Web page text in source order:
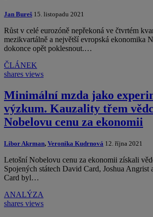
Jan Bureš 15. listopadu 2021
Růst v celé eurozóně nepřekoná ve čtvrtém
mezikvartálně a největší evropská ekonomika
dokonce opět poklesnout.…
ČLÁNEK
shares views
Minimální mzda jako
výzkum. Kauzality třem
Nobelovu cenu za ekonomii
Libor Akrman, Veronika Kudrnová 12. října 2021
Letošní Nobelovu cenu za ekonomii získali
Spojených státech David Card, Joshua Angrist
Card byl…
ANALÝZA
shares views